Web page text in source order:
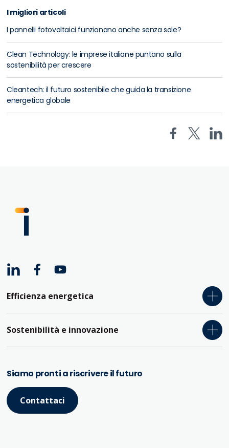
I migliori articoli
I pannelli fotovoltaici funzionano anche senza sole?
Clean Technology: le imprese italiane puntano sulla
sostenibilità per crescere
Cleantech: il futuro sostenibile che guida la transizione
energetica globale
Efficienza energetica
Fotovoltaico e agrivoltaico
Caldaie a biomassa
Geotermia
Sostenibilità e innovazione
Formazione
Tool digitali
Siamo pronti a riscrivere il futuro
Contattaci